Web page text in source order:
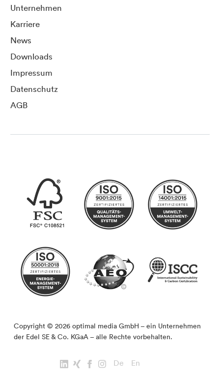
Unternehmen
Karriere
News
Downloads
Impressum
Datenschutz
AGB
Copyright © 2026 optimal media GmbH – ein Unternehmen
der Edel SE & Co. KGaA – alle Rechte vorbehalten.
De En